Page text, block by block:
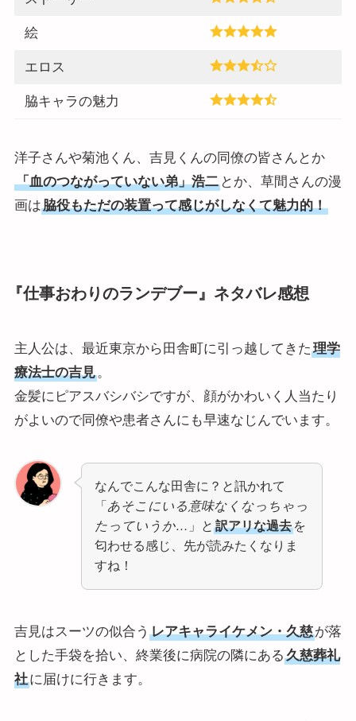
絵
エロス
脇キャラの魅力
洋子さんや菊池くん、吉見くんの同僚の皆さんとか
「血のつながっていない弟」浩二とか、草間さんの漫
画は脇役もただの装置って感じがしなくて魅力的！
『仕事おわりのランデブー』ネタバレ感想
主人公は、最近東京から田舎町に引っ越してきた 理学
療法士の吉見。
金髪にピアスバシバシですが、顔がかわいく人当たり
がよいので同僚や患者さんにも早速なじんでいます。
なんでこんな田舎に？と訊かれて
「 あそこにいる意味なくなっちゃっ
たっていうか… 」と訳アリな過去 を
匂わせる感じ、先が読みたくなりま
すね！
吉見はスーツの似合う レアキャライケメン・久慈が落
とした手袋を拾い、終業後に病院の隣にある 久慈葬礼
社に届けに行きます。